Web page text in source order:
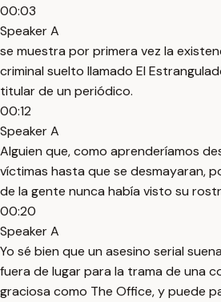
00:03
Speaker A
se muestra por primera vez la
criminal suelto llamado El
titular de un periódico.
00:12
Speaker A
Alguien que, como aprenderíamos
víctimas hasta que se desmayaran,
de la gente nunca había visto su
00:20
Speaker A
Yo sé bien que un asesino serial
fuera de lugar para la trama de una
graciosa como The Office, y puede